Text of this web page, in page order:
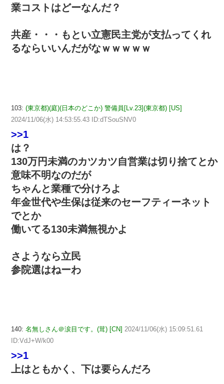
業コストはどーなんだ？
共産・・・もとい立憲民主党が支払ってくれ
るならいいんだがなｗｗｗｗｗ
103: (東京都)(庭)(日本のどこか) 警備員[Lv.23](東京都) [US]
2024/11/06(水) 14:53:55.43 ID:dTSouSNV0
>>1
は？
130万円未満のカツカツ自営業は切り捨てとか
意味不明なのだが
ちゃんと業種で分けろよ
年金世代や生保は従来のセーフティーネット
でとか
働いてる130未満無視かよ
さようなら立民
参院選はねーわ
140: 名無しさん＠涙目です。(茸) [CN] 2024/11/06(水) 15:09:51.61
ID:VdJ+W/k00
>>1
上はともかく、下は要らんだろ